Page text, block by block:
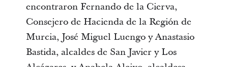
encontraron Fernando de la Cierva,
Consejero de Hacienda de la Región de
Murcia, José Miguel Luengo y Anastasio
Bastida, alcaldes de San Javier y Los